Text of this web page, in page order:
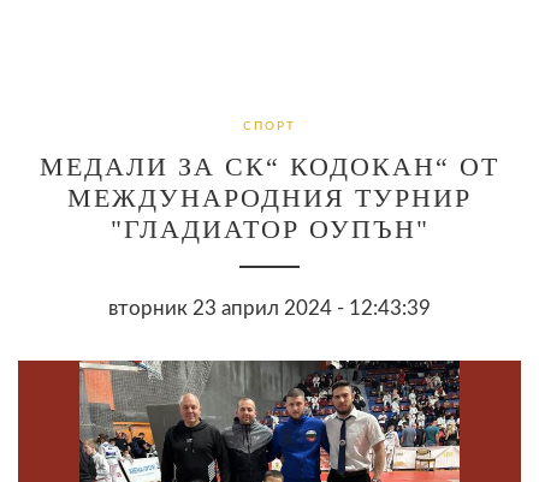
СПОРТ
МЕДАЛИ ЗА СК“ КОДОКАН“ ОТ
МЕЖДУНАРОДНИЯ ТУРНИР
"ГЛАДИАТОР ОУПЪН"
вторник 23 април 2024 - 12:43:39